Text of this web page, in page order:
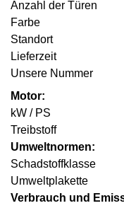
Anzahl der Türen
Farbe
Standort
Lieferzeit
Unsere Nummer
Motor:
kW / PS
Treibstoff
Umweltnormen:
Schadstoffklasse
Umweltplakette
Verbrauch und